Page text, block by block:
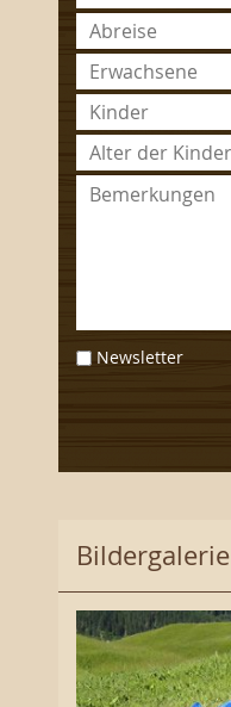
Newsletter
Bildergalerie